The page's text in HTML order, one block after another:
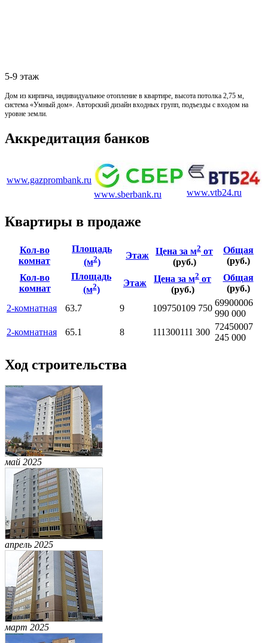
5-9 этаж
Дом из кирпича, индивидуальное отопление в квартире, высота потолка 2,75 м,
система «Умный дом». Авторский дизайн входных групп, подъезды с входом на
уровне земли.
Аккредитация банков
www.gazprombank.ru
www.sberbank.ru
www.vtb24.ru
Квартиры в продаже
Кол-во
комнат
Площадь
(м2)
Этаж Цена за м2 от
(руб.)
Общая
(руб.)
Кол-во
комнат
Площадь
(м2)
Этаж Цена за м2 от
(руб.)
Общая
(руб.)
2-комнатная
63.7 9 109750109 750
69900006
990 000
2-комнатная
65.1 8 111300111 300
72450007
245 000
Ход строительства
май 2025
апрель 2025
март 2025